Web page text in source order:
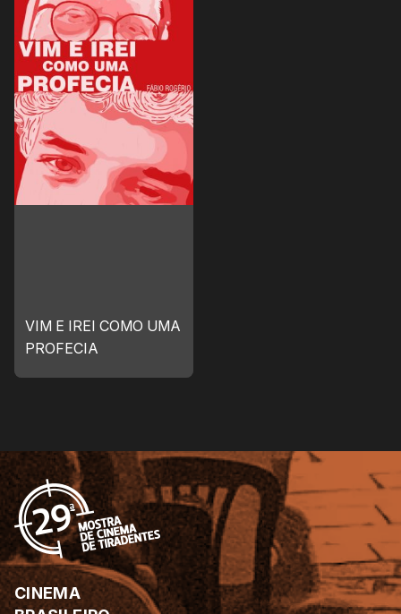
VIM E IREI COMO UMA
PROFECIA
CINEMA